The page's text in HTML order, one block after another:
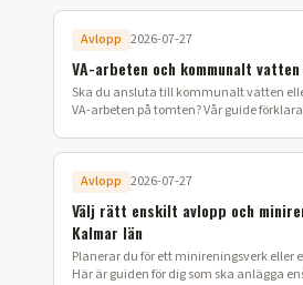
Avlopp 2026-07-27
VA-arbeten och kommunalt vatten
Ska du ansluta till kommunalt vatten
VA-arbeten på tomten? Vår guide
Avlopp 2026-07-27
Välj rätt enskilt avlopp och
Kalmar län
Planerar du för ett minireningsverk eller
Här är guiden för dig som ska anlägga